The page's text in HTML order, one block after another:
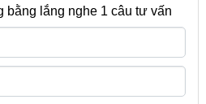
bằng lắng nghe 1 câu tư vấn